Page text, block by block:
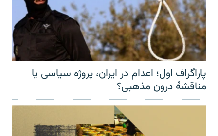
پاراگراف اول؛ اعدام در ایران، پروژه سیاسی یا
مناقشهٔ درون مذهبی؟